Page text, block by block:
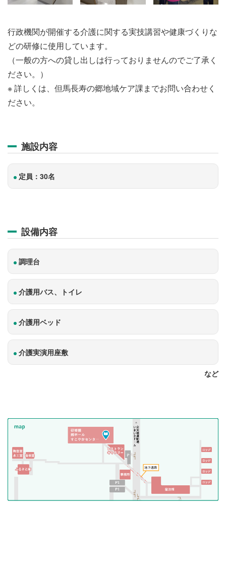
行政機関が開催する介護に関する実技講習や健康づくりな
どの研修に使用しています。
（一般の方への貸し出しは行っておりませんのでご了承く
ださい。）
※ 詳しくは、但馬長寿の郷地域ケア課までお問い合わせく
ださい。
施設内容
定員：30名
設備内容
調理台
介護用バス、トイレ
介護用ベッド
介護実演用座敷
など